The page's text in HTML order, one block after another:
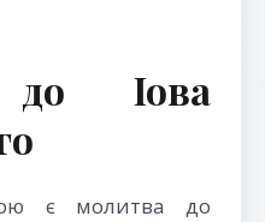
Іова
є молитва до